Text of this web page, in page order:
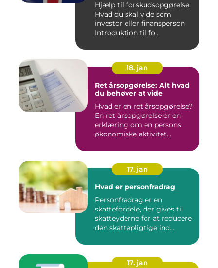
Hjælp til forskudsopgørelse:
Hvad du skal vide som
investor eller finansperson
Introduktion til fo...
18. jan
Ret årsopgørelse: Alt hvad
du behøver at vide
Hvad er en ret årsopgørelse?
En ret årsopgørelse er en
erklæring om en persons
økonomiske aktivitet...
17. jan
Hvad er personfradrag
Personfradrag er en
skattefordele, der gives til
skatteyderne for at reducere
den skattepligtige ind...
17. jan